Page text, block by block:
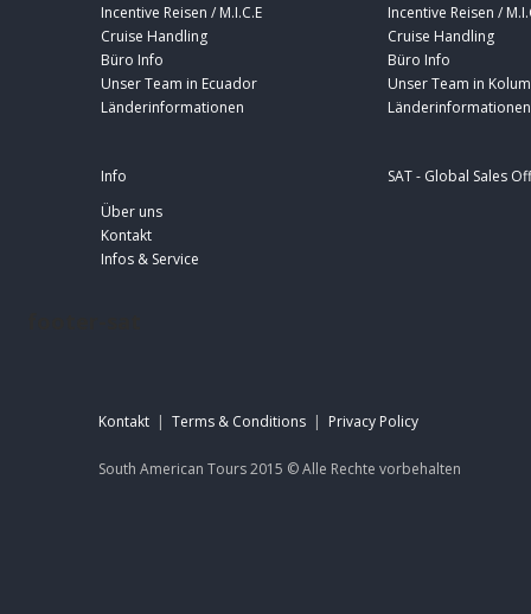
Incentive Reisen / M.I.C.E
Cruise Handling
Büro Info
Unser Team in Ecuador
Länderinformationen
Incentive Reisen /
Cruise Handling
Büro Info
Unser Team in
Länderinformationen
Info
Über uns
Kontakt
Infos & Service
SAT - Global Sales
Kontakt | Terms & Conditions | Privacy Policy
South American Tours 2015 ©Alle Rechte vorbehalten